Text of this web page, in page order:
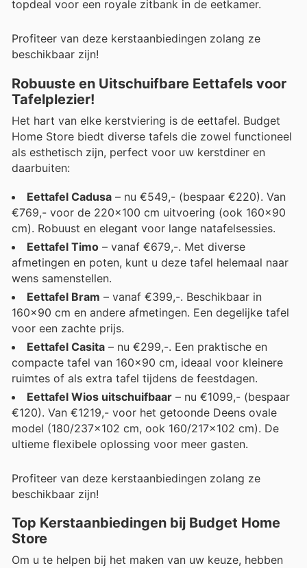
topdeal voor een royale zitbank in de eetkamer.
Profiteer van deze kerstaanbiedingen zolang ze
beschikbaar zijn!
Robuuste en Uitschuifbare Eettafels voor
Tafelplezier!
Het hart van elke kerstviering is de eettafel. Budget
Home Store biedt diverse tafels die zowel functioneel
als esthetisch zijn, perfect voor uw kerstdiner en
daarbuiten:
Eettafel Cadusa – nu €549,- (bespaar €220). Van
€769,- voor de 220x100 cm uitvoering (ook 160x90
cm). Robuust en elegant voor lange natafelsessies.
Eettafel Timo – vanaf €679,-. Met diverse
afmetingen en poten, kunt u deze tafel helemaal naar
wens samenstellen.
Eettafel Bram – vanaf €399,-. Beschikbaar in
160x90 cm en andere afmetingen. Een degelijke tafel
voor een zachte prijs.
Eettafel Casita – nu €299,-. Een praktische en
compacte tafel van 160x90 cm, ideaal voor kleinere
ruimtes of als extra tafel tijdens de feestdagen.
Eettafel Wios uitschuifbaar – nu €1099,- (bespaar
€120). Van €1219,- voor het getoonde Deens ovale
model (180/237x102 cm, ook 160/217x102 cm). De
ultieme flexibele oplossing voor meer gasten.
Profiteer van deze kerstaanbiedingen zolang ze
beschikbaar zijn!
Top Kerstaanbiedingen bij Budget Home
Store
Om u te helpen bij het maken van uw keuze, hebben